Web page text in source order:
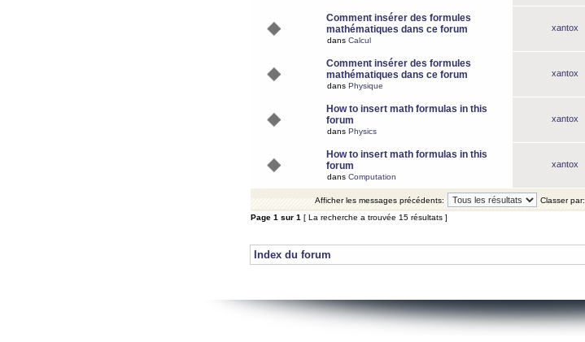
Comment insérer des formules
mathématiques dans ce forum
dans Calcul
xantox
Comment insérer des formules
mathématiques dans ce forum
dans Physique
xantox
How to insert math formulas in this
forum
dans Physics
xantox
How to insert math formulas in this
forum
dans Computation
xantox
Afficher les messages précédents:
Classer par:
Page 1 sur 1 [ La recherche a trouvée 15 résultats ]
Index du forum